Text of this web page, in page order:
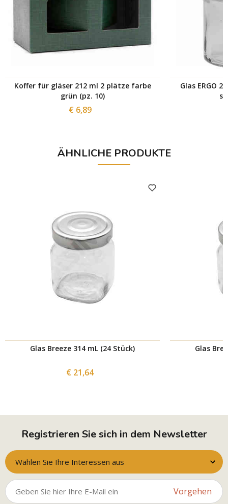
Koffer für gläser 212 ml 2 plätze farbe
grün (pz. 10)
€ 6,89
Glas ERGO
ÄHNLICHE PRODUKTE
Glas Breeze 314 mL (24 Stück)
€ 21,64
Glas
Registrieren Sie sich in dem Newsletter
Wählen Sie Ihre Interessen aus
Vorgehen